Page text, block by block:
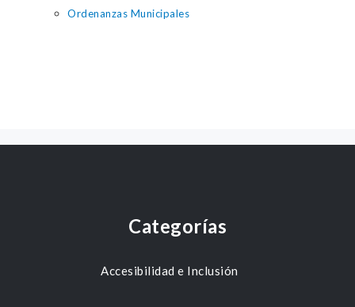
Ordenanzas Municipales
Categorías
Accesibilidad e Inclusión